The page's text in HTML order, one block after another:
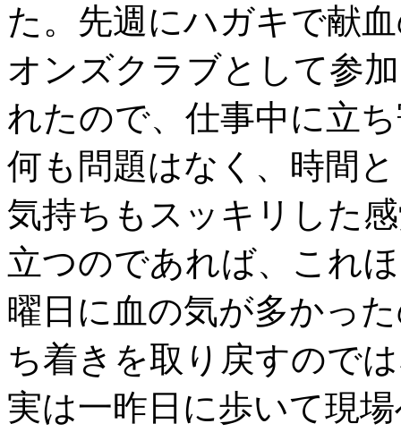
た。先週にハガキで献
オンズクラブとして参
れたので、仕事中に立
何も問題はなく、時間
気持ちもスッキリした
立つのであれば、これ
曜日に血の気が多かっ
ち着きを取り戻すので
実は一昨日に歩いて現